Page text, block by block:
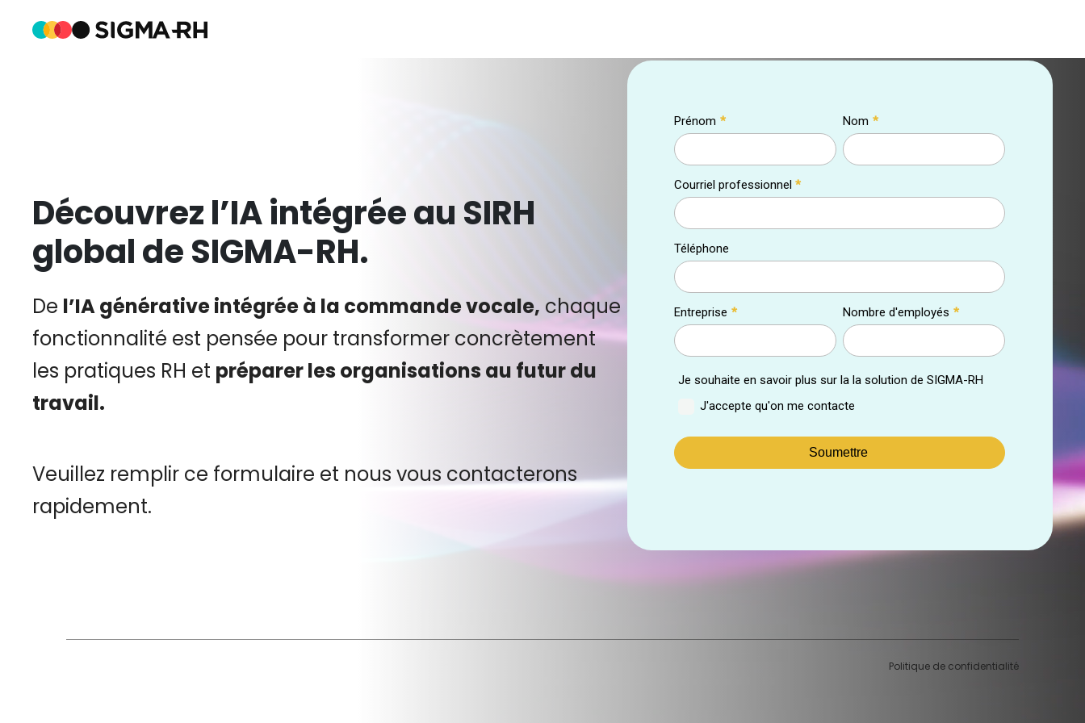
Découvrezl’IA intégrée au SIRH
globalde SIGMA-RH.
De l’IA générative intégrée à la commande vocale, chaque
fonctionnalité est pensée pour transformer concrètement
les pratiques RH et préparer les organisations au futur du
travail.
Veuillez remplir ce formulaire et nous vous contacterons
rapidement.
Politique de confidentialité